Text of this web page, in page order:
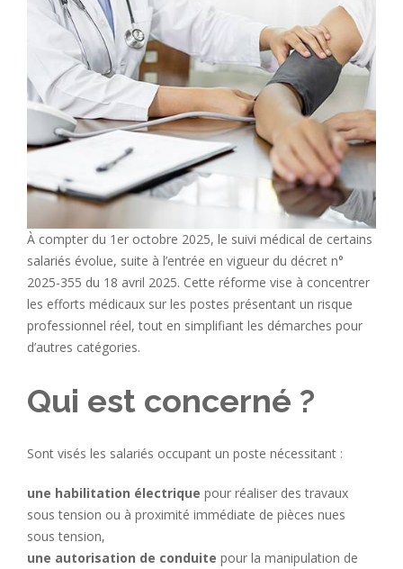
À compter du 1er octobre 2025, le suivi médical de certains
salariés évolue, suite à l’entrée en vigueur du décret n°
2025-355 du 18 avril 2025. Cette réforme vise à concentrer
les efforts médicaux sur les postes présentant un risque
professionnel réel, tout en simplifiant les démarches pour
d’autres catégories.
Qui est concerné ?
Sont visés les salariés occupant un poste nécessitant :
une habilitation électrique pour réaliser des travaux
sous tension ou à proximité immédiate de pièces nues
sous tension,
une autorisation de conduite pour la manipulation de